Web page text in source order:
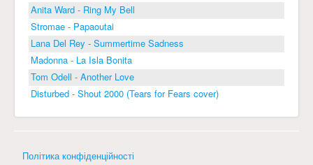
Anita Ward - Ring My Bell
Stromae - Papaoutai
Lana Del Rey - Summertime Sadness
Madonna - La Isla Bonita
Tom Odell - Another Love
Disturbed - Shout 2000 (Tears for Fears cover)
Політика конфіденційності